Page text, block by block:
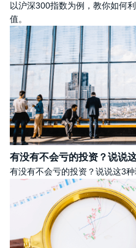
以沪深300指数为例，教你如何
值。
有没有不会亏的投资？说说
有没有不会亏的投资？说说这3